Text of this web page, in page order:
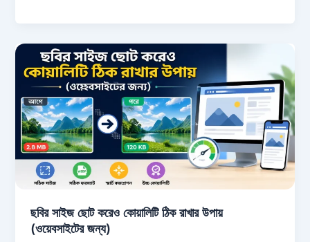
ছবির সাইজ ছোট করেও কোয়ালিটি ঠিক রাখার উপায়
(ওয়েবসাইটের জন্য)